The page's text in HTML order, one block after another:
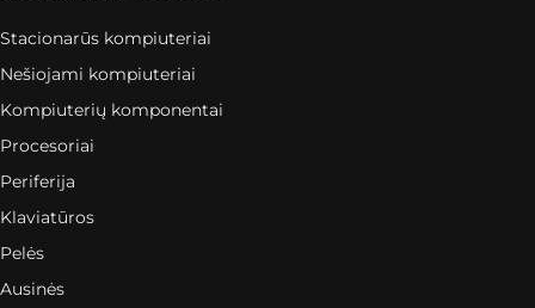
Stacionarūs kompiuteriai
Nešiojami kompiuteriai
Kompiuterių komponentai
Procesoriai
Periferija
Klaviatūros
Pelės
Ausinės